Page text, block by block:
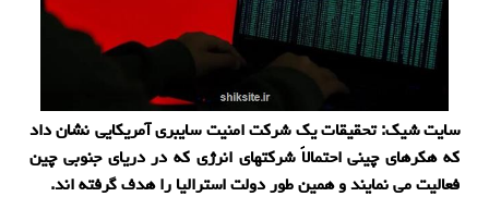
سایت شیک: تحقیقات یک شرکت امنیت سایبری آمریکایی نشان داد
که هکرهای چینی احتمالاً شرکتهای انرژی که در دریای جنوبی چین
فعالیت می نمایند و همین طور دولت استرالیا را هدف گرفته اند.